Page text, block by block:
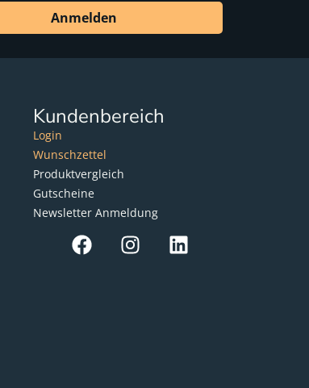
Anmelden
Kundenbereich
Login
Wunschzettel
Produktvergleich
Gutscheine
Newsletter Anmeldung